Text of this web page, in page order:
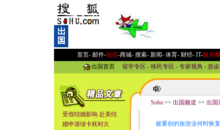
首页- 邮件-短信-商城- 搜索-新闻- 体育-财经- IT-娱乐圈
出国首页
留学专区- 移民专区- 专家视角 - 急
受假结婚影响 赴美结
婚申请绿卡耗时久
Sohu >> 出国频道 >> 出国
被重创的旅游业何时恢复